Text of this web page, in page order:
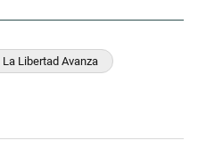
La Libertad Avanza